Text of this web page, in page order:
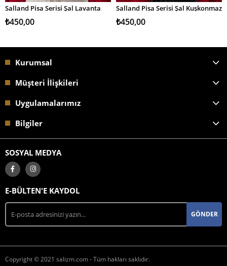
SEPETE EKLE
Salland Pisa Serisi Şal Lavanta
₺450,00
SEPETE EKLE
Salland Pisa Serisi Şal Kuşkonmaz
₺450,00
Kurumsal
Müşteri İlişkileri
Uygulamalarımız
Bilgiler
SOSYAL MEDYA
E-BÜLTEN'E KAYDOL
GÖNDER
Copyright © 2021 salizm.com - Tüm hakları saklıdır.